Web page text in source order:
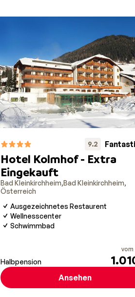
9.2
Hotel Kolmhof - Extra
Eingekauft
Bad Kleinkirchheim Bad Kleinkirchheim
Österreich
Ausgezeichnetes Restaurent
Wellnesscenter
Schwimmbad
Halbpension
vom
Ansehen